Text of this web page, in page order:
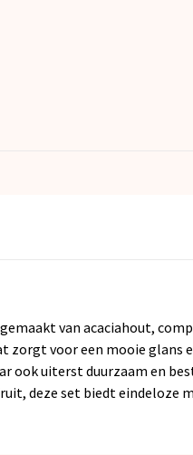
van acaciahout,
zorgt voor een mooie
uiterst duurzaam en
deze set biedt eindeloze